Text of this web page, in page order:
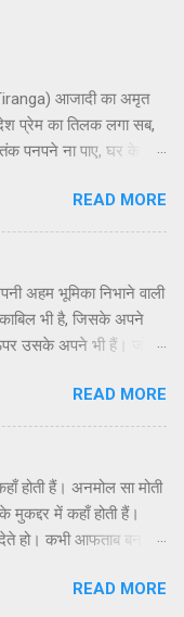
आजादी का अमृत
प्रेम का तिलक लगा सब,
पनपने ना पाए, घर के भेदी
हर अतिथि का हो
इस देश की माटी जैसे
घर में लहराओ तिरंगा।।
READ MORE
अहम भूमिका निभाने वाली
काबिल भी है, जिसके अपने
उसके अपने भी हैं। जो
दे देती है और फिर भी
जाता है। मेरा एक छोटा
कुछ कहने का जिसका पूरा
कहते हैं। कभी तंगी में कभी
घर गृहस्थी के धंधे में कभी
झूल गई। अपनों की परवाह
दूर पास के रिश्ते में
उनके बस्ते में दिन भर वो
READ MORE
होती हैं। अनमोल सा मोती
मुकद्दर में कहाँ होती हैं।
देते हो। कभी आफताब बन 36
जान देती हैं। अनमोल सा
READ MORE